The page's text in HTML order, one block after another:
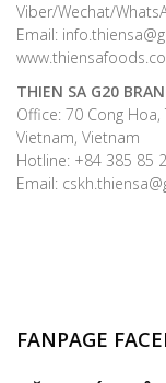
Viber/Wechat/
Email:
THIEN SA G20
Office: 70 Cong
Vietnam, Vietnam
Hotline: +84 385 85
Email:
FANPAGE